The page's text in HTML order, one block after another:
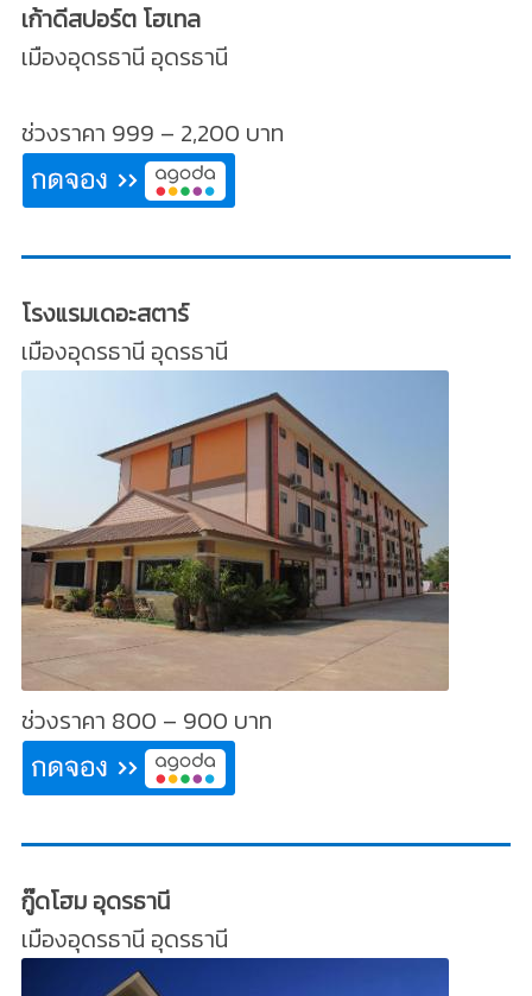
เก้าดีสปอร์ต โฮเทล
เมืองอุดรธานี อุดรธานี
ช่วงราคา 999 – 2,200 บาท
โรงแรมเดอะสตาร์
เมืองอุดรธานี อุดรธานี
ช่วงราคา 800 – 900 บาท
กู๊ดโฮม อุดรธานี
เมืองอุดรธานี อุดรธานี